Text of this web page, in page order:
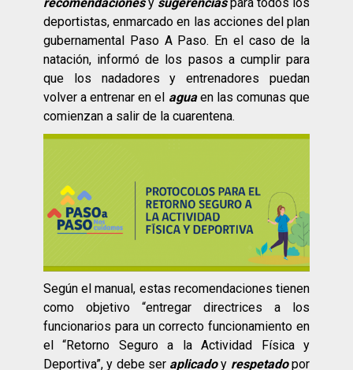
deportistas, enmarcado en las acciones del plan
gubernamental Paso A Paso. En el caso de la
natación, informó de los pasos a cumplir para
que los nadadores y entrenadores puedan
volver a entrenar en el aguaen las comunas que
comienzan a salir de la cuarentena.
Según el manual, estas recomendaciones tienen
como objetivo “entregar directrices a los
funcionarios para un correcto funcionamiento en
el “Retorno Seguro a la Actividad Física y
Deportiva”, y debe ser aplicadoy respetadopor